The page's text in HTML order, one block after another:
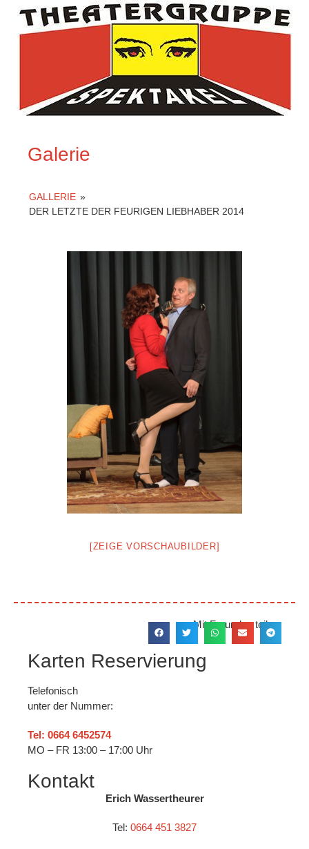
Galerie
GALLERIE »
DER LETZTE DER FEURIGEN LIEBHABER 2014
[ZEIGE VORSCHAUBILDER]
Mit Freunden teilen:
Karten Reservierung
Telefonisch
unter der Nummer:
Tel: 0664 6452574
MO – FR 13:00 – 17:00 Uhr
Kontakt
Erich Wassertheurer
Tel: 0664 451 3827